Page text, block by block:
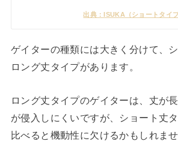
出典：ISUKA（ショートタイプ
ゲイターの種類には大きく分けて、
ロング丈タイプがあります。
ロング丈タイプのゲイターは、丈が
が侵入しにくいですが、ショート丈
比べると機動性に欠けるかもしれませ